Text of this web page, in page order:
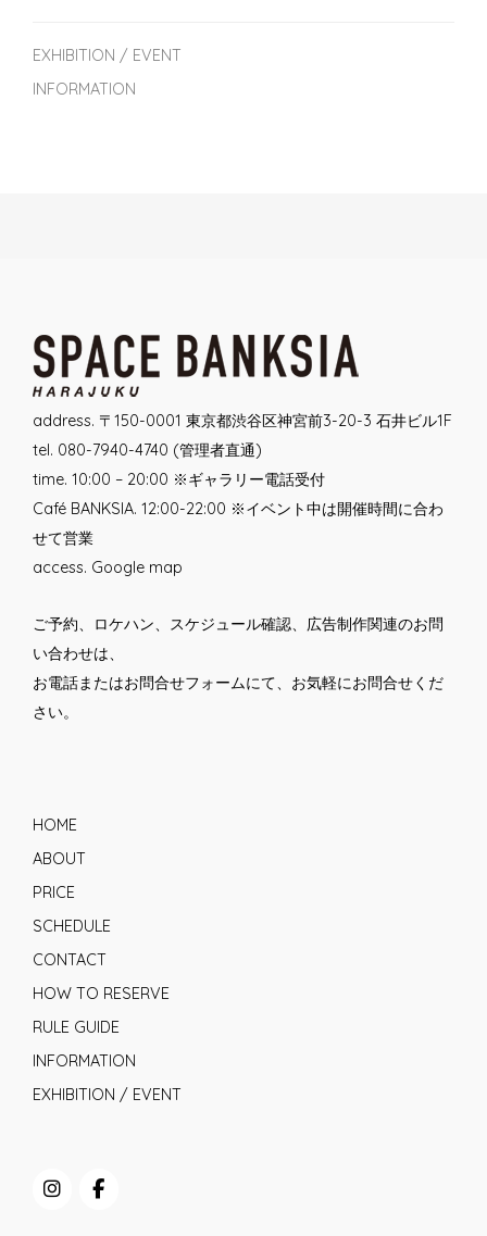
EXHIBITION / EVENT
INFORMATION
address. 〒150-0001 東京都渋谷区神宮前3-20-3 石井ビル1F
tel. 080-7940-4740 (管理者直通)
time. 10:00 – 20:00 ※ギャラリー電話受付
Café BANKSIA. 12:00-22:00 ※イベント中は開催時間に合わ
せて営業
access. Google map
ご予約、ロケハン、スケジュール確認、広告制作関連のお問
い合わせは、
お電話またはお問合せフォームにて、お気軽にお問合せくだ
さい。
HOME
ABOUT
PRICE
SCHEDULE
CONTACT
HOW TO RESERVE
RULE GUIDE
INFORMATION
EXHIBITION / EVENT